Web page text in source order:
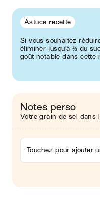
Astuce recette
Si vous souhaitez
éliminer jusqu’à ⅓ du
goût notable dans cette
Notes perso
Votre grain de sel dans
Touchez pour ajouter